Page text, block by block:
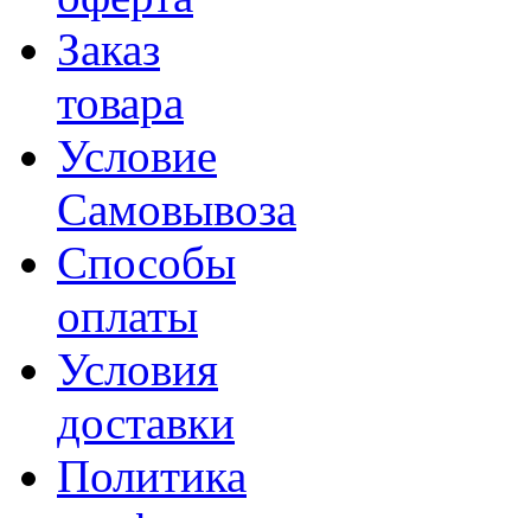
Заказ
товара
Условие
Самовывоза
Способы
оплаты
Условия
доставки
Политика